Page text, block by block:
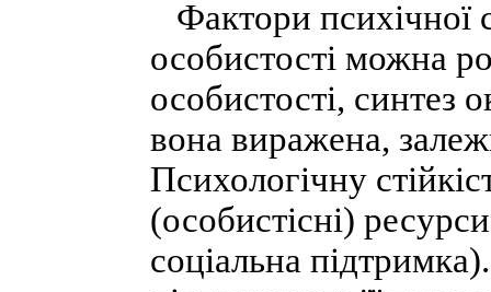
Фактори психічної
особистості можна
особистості, синтез
вона виражена,
Психологічну
(особистісні)
соціальна